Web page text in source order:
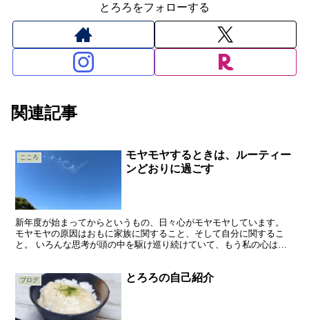
とろろをフォローする
関連記事
こころ
モヤモヤするときは、ルーティー
ンどおりに過ごす
新年度が始まってからというもの、日々心がモヤモヤしています。
モヤモヤの原因はおもに家族に関すること、そして自分に関するこ
と。 いろんな思考が頭の中を駆け巡り続けていて、もう私の心は大
ブログ とろろの自己紹介